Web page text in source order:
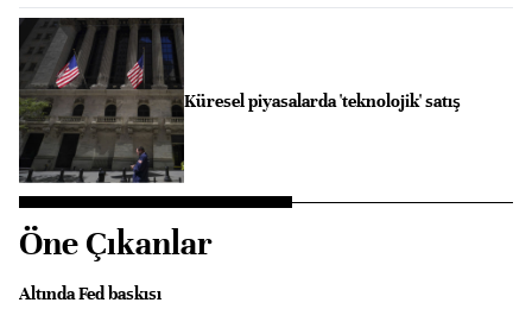
Küresel piyasalarda 'teknolojik' satış
Öne Çıkanlar
Altında Fed baskısı